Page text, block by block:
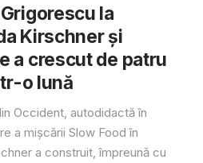
la
Kirschner și
a crescut de patru
o lună
Occident, autodidactă în
a mișcării Slow Food în
a construit, împreună cu